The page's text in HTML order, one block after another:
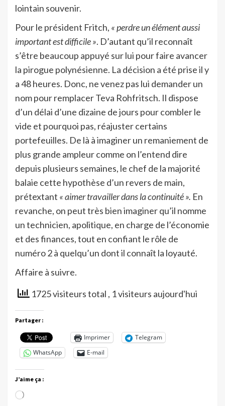
lointain souvenir.
Pour le président Fritch, « perdre un élément aussi
important est difficile ». D’autant qu’il reconnaît
s’être beaucoup appuyé sur lui pour faire avancer
la pirogue polynésienne. La décision a été prise il y
a 48 heures. Donc, ne venez pas lui demander un
nom pour remplacer Teva Rohfritsch. Il dispose
d’un délai d’une dizaine de jours pour combler le
vide et pourquoi pas, réajuster certains
portefeuilles. De là à imaginer un remaniement de
plus grande ampleur comme on l’entend dire
depuis plusieurs semaines, le chef de la majorité
balaie cette hypothèse d’un revers de main,
prétextant « aimer travailler dans la continuité ». En
revanche, on peut très bien imaginer qu’il nomme
un technicien, apolitique, en charge de l’économie
et des finances, tout en confiant le rôle de
numéro 2 à quelqu’un dont il connaît la loyauté.
Affaire à suivre.
1725 visiteurs total , 1 visiteurs aujourd'hui
Partager :
Imprimer
Telegram
WhatsApp
E-mail
J’aime ça :
Chargement…